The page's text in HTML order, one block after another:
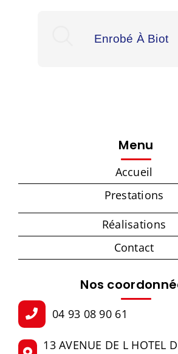
Enrobé À Biot
Menu
Accueil
Prestations
Réalisations
Contact
Nos
04 93 08 90 61
13 AVENUE DE L HOTEL